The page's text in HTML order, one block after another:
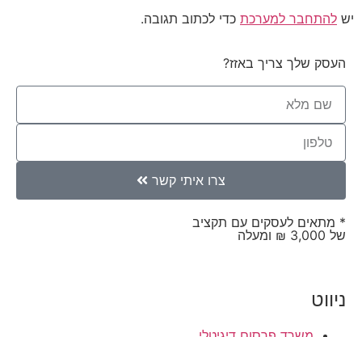
יש להתחבר למערכת כדי לכתוב תגובה.
העסק שלך צריך באזז?
צרו איתי קשר
* מתאים לעסקים עם תקציב
של 3,000 ₪ ומעלה
ניווט